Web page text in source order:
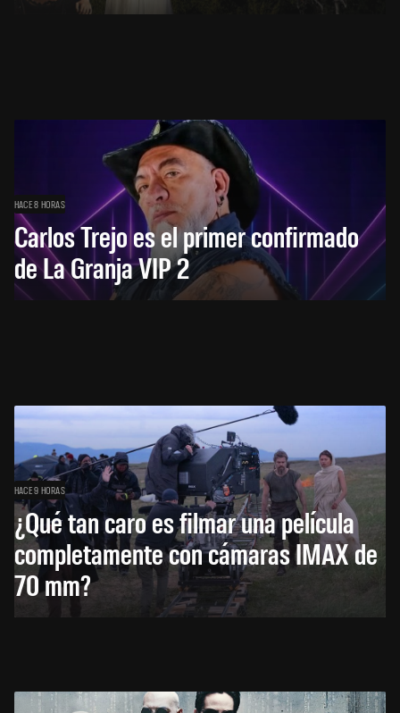
HACE 8 HORAS
Carlos Trejo es el primer confirmado
de La Granja VIP 2
HACE 9 HORAS
¿Qué tan caro es filmar una película
completamente con cámaras IMAX de
70 mm?